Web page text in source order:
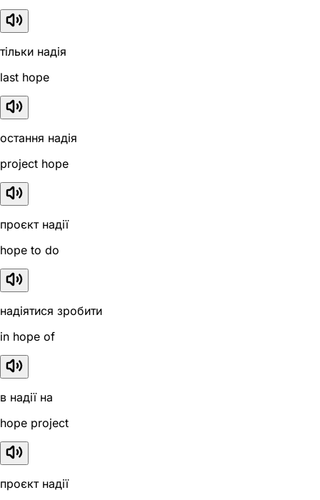
тільки надія
last hope
остання надія
project hope
проєкт надії
hope to do
надіятися зробити
in hope of
в надії на
hope project
проєкт надії